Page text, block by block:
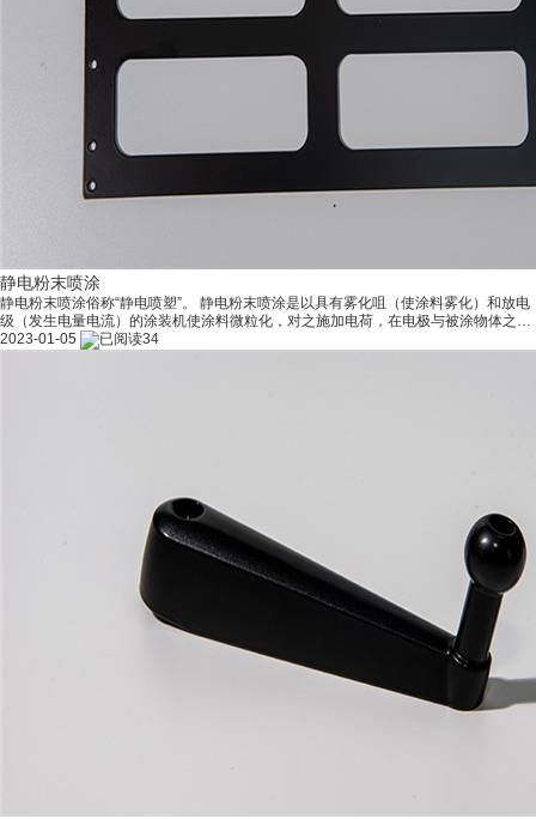
静电粉末喷涂
静电粉末喷涂俗称“静电喷塑”。 静电粉末喷涂是以具有雾化咀（使涂料雾化）和放电
级（发生电量电流）的涂装机使涂料微粒化，对之施加电荷，在电极与被涂物体之间
形成电场，利用其静电吸附作用而涂装. 主要特点：喷涂方式可采用手动、自动或手
2023-01-05 34